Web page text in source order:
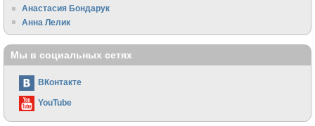
Анастасия Бондарук
Анна Лелик
Мы в социальных сетях
ВКонтакте
YouTube